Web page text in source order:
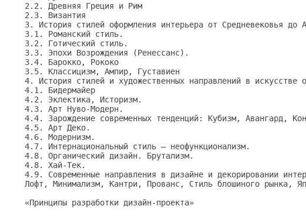
2.2. Древняя Греция и Рим
2.3. Византия
3. История стилей оформления интерьера от Средневековья до
3.1. Романский стиль.
3.2. Готический стиль.
3.3. Эпохи Возрождения (Ренессанс).
3.4. Барокко, Рококо
3.5. Классицизм, Ампир, Густавиен
4. История стилей и художественных направлений в искусстве
4.1. Бидермайер
4.2. Эклектика, Историзм.
4.3. Арт Нуво-Модерн.
4.4. Зарождение современных тенденций: Кубизм, Авангард,
4.5. Арт Деко.
4.6. Модернизм.
4.7. Интернациональный стиль — неофункционализм.
4.8. Органический дизайн. Брутализм.
4.8. Хай-Тек.
4.9. Современные направления в дизайне и декорировании
Лофт, Минимализм, Кантри, Прованс, Стиль блошиного рынка,
«Принципы разработки дизайн-проекта»